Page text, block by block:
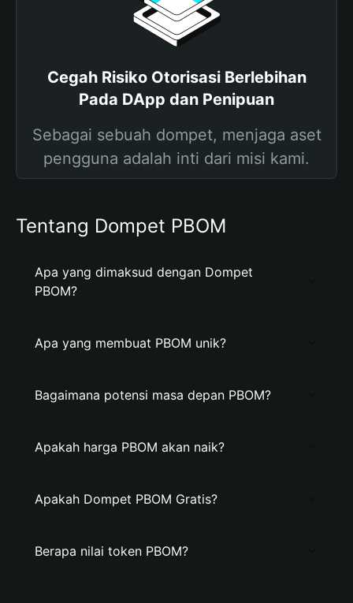
Cegah Risiko Otorisasi Berlebihan
Pada DApp dan Penipuan
Sebagai sebuah dompet, menjaga aset
pengguna adalah inti dari misi kami.
Tentang Dompet PBOM
Apa yang dimaksud dengan Dompet
PBOM?
Apa yang membuat PBOM unik?
Bagaimana potensi masa depan PBOM?
Apakah harga PBOM akan naik?
Apakah Dompet PBOM Gratis?
Berapa nilai token PBOM?